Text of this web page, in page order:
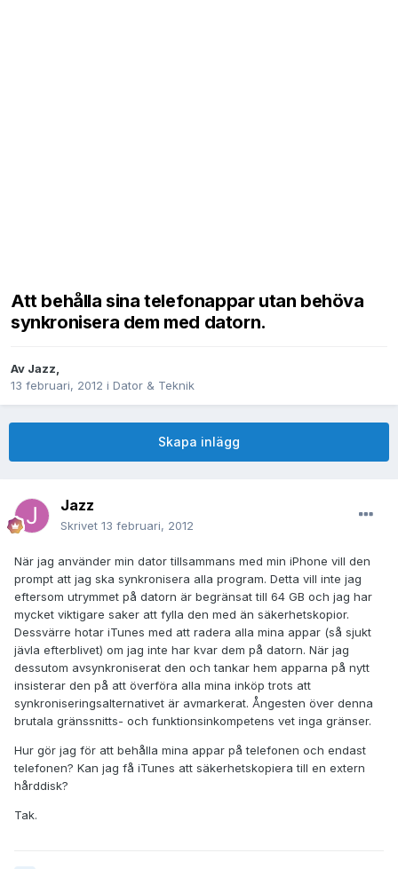
Att behålla sina telefonappar utan behöva
synkronisera dem med datorn.
Av Jazz,
13 februari, 2012 i Dator & Teknik
Skapa inlägg
Jazz
Skrivet 13 februari, 2012
När jag använder min dator tillsammans med min iPhone vill den
prompt att jag ska synkronisera alla program. Detta vill inte jag
eftersom utrymmet på datorn är begränsat till 64 GB och jag har
mycket viktigare saker att fylla den med än säkerhetskopior.
Dessvärre hotar iTunes med att radera alla mina appar (så sjukt
jävla efterblivet) om jag inte har kvar dem på datorn. När jag
dessutom avsynkroniserat den och tankar hem apparna på nytt
insisterar den på att överföra alla mina inköp trots att
synkroniseringsalternativet är avmarkerat. Ångesten över denna
brutala gränssnitts- och funktionsinkompetens vet inga gränser.
Hur gör jag för att behålla mina appar på telefonen och endast
telefonen? Kan jag få iTunes att säkerhetskopiera till en extern
hårddisk?
Tak.